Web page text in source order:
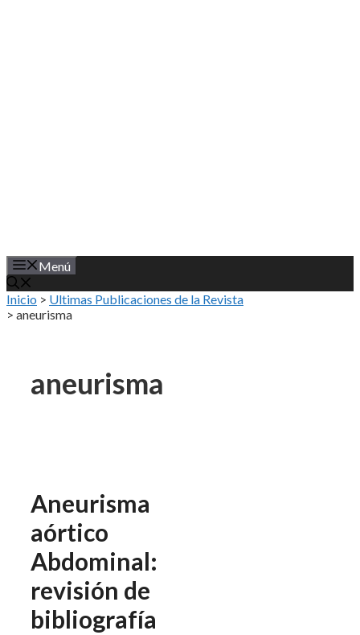
Menú
Inicio > Ultimas Publicaciones de la Revista
> aneurisma
aneurisma
Aneurisma
aórtico
Abdominal:
revisión de
bibliografía